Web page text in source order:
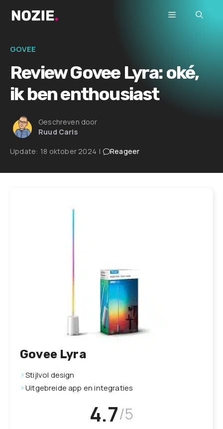
naar
inhoud
Menu
GOVEE
Review Govee Lyra: oké,
ik ben enthousiast
Geschreven door
Ruud Caris
Update: 18 oktober 2024 | Reageer
Govee Lyra
Stijlvol design
Uitgebreide app en integraties
4.7/5